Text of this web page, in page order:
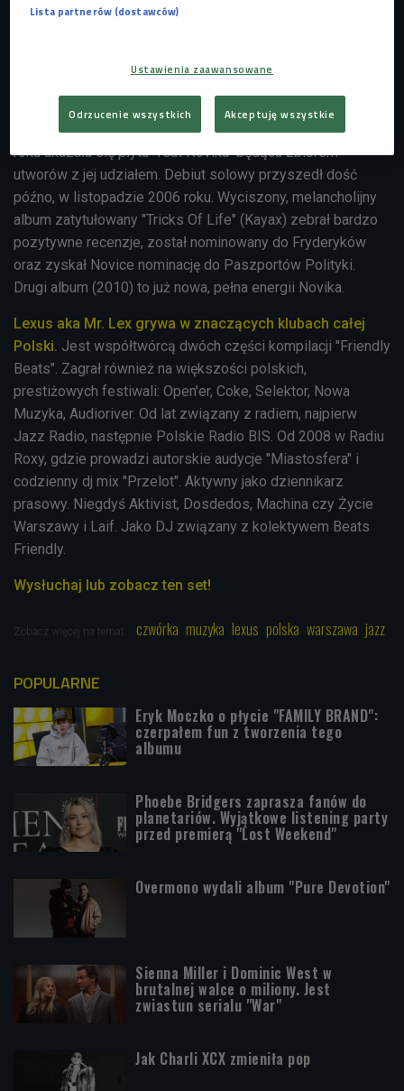
od lat jedna z najbardziej aktywnych postaci na polskiej
z zespołem Futro. Jej wokal pojawił się też na płytach
Smolika, Fisza, 15 MINUT Projekt, Vienio & Pele, a w 2004
roku ukazała się płyta "feat Novika" będąca zbiorem
utworów z jej udziałem. Debiut solowy przyszedł dość
późno, w listopadzie 2006 roku. Wyciszony, melancholijny
album zatytułowany "Tricks Of Life" (Kayax) zebrał bardzo
pozytywne recenzje, został nominowany do Fryderyków
oraz zyskał Novice nominację do Paszportów Polityki.
Drugi album (2010) to już nowa, pełna energii Novika.
Lexus aka Mr. Lex grywa w znaczących klubach całej
Polski. Jest współtwórcą dwóch części kompilacji "Friendly
Beats". Zagrał również na większości polskich,
prestiżowych festiwali: Open'er, Coke, Selektor, Nowa
Muzyka, Audioriver. Od lat związany z radiem, najpierw
Jazz Radio, następnie Polskie Radio BIS. Od 2008 w Radiu
Roxy, gdzie prowadzi autorskie audycje "Miastosfera" i
codzienny dj mix "Przelot". Aktywny jako dziennikarz
prasowy. Niegdyś Aktivist, Dosdedos, Machina czy Życie
Warszawy i Laif. Jako DJ związany z kolektywem Beats
Friendly.
Wysłuchaj lub zobacz ten set!
Zobacz więcej na temat: czwórka muzyka lexus polska warszawa jazz
POPULARNE
Eryk Moczko o płycie "FAMILY BRAND":
czerpałem fun z tworzenia tego
albumu
Phoebe Bridgers zaprasza fanów do
planetariów. Wyjątkowe listening party
przed premierą "Lost Weekend"
Overmono wydali album "Pure Devotion"
Sienna Miller i Dominic West w
brutalnej walce o miliony. Jest
zwiastun serialu "War"
Jak Charli XCX zmieniła pop
Lista partnerów (dostawców)
Ustawienia zaawansowane
Odrzucenie wszystkich Akceptuję wszystkie